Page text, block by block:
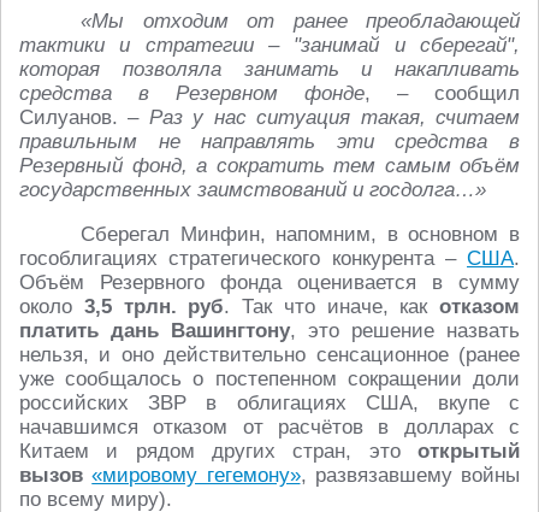
«Мы отходим от ранее преобладающей
тактики и стратегии – "занимай и сберегай",
которая позволяла занимать и накапливать
средства в Резервном фонде, – сообщил
Силуанов. – Раз у нас ситуация такая, считаем
правильным не направлять эти средства в
Резервный фонд, а сократить тем самым объём
государственных заимствований и госдолга…»
Сберегал Минфин, напомним, в основном в
гособлигациях стратегического конкурента – США.
Объём Резервного фонда оценивается в сумму
около 3,5 трлн. руб. Так что иначе, как отказом
платить дань Вашингтону, это решение назвать
нельзя, и оно действительно сенсационное (ранее
уже сообщалось о постепенном сокращении доли
российских ЗВР в облигациях США, вкупе с
начавшимся отказом от расчётов в долларах с
Китаем и рядом других стран, это открытый
вызов «мировому гегемону», развязавшему войны
по всему миру).